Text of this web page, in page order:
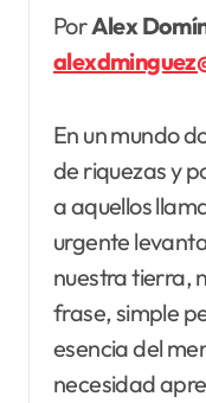
PorAlex
En un mundo
de riquezas y
a aquellos
urgente
nuestra tierra,
frase, simple
esencia del
necesidad